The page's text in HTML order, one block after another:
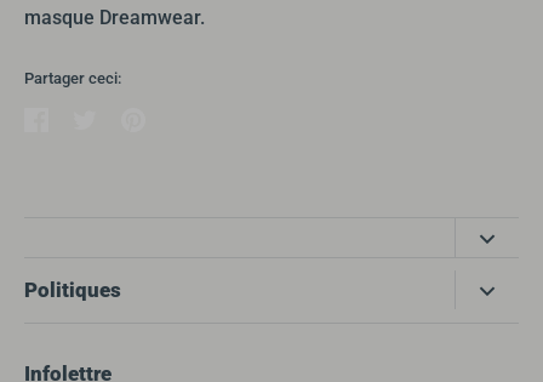
masque Dreamwear.
Partager ceci:
355 Boulevard Gréber
info@cotesantepm.ca
Politiques
Infolettre